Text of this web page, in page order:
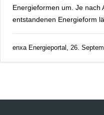
Energieformen um. Je nach
entstandenen Energieform
enxa Energieportal, 26.